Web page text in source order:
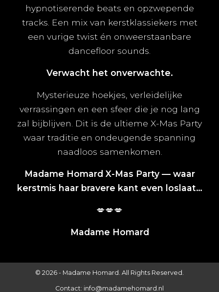
hypnotiserende beats en opzwepende
tracks. Een mix van kerstklassiekers met
een vurige twist én onweerstaanbare
dancefloor sounds.
Verwacht het onverwachte.
Mysterieuze hoekjes, verleidelijke
verrassingen en een sfeer die je nog lang
zal bijblijven. Dit is de ultieme X-Mas Party
waar traditie en ondeugende spanning
naadloos samenkomen.
Madame Homard X-Mas Party — waar
kerstmis haar bravere kant even loslaat…
💋💋💋
Madame Homard
© 2026 - Madame Homard. All Rights Reserved.
Contact: info@madamehomard.nl